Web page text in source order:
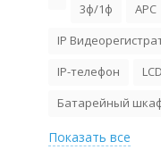
3ф/1ф APC
IP
IP-телефон
LCD
Батарейный
Показать все